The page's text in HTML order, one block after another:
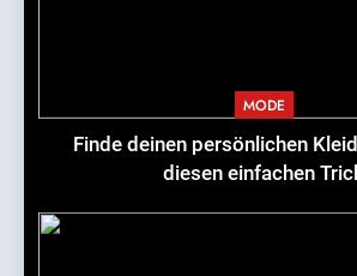
MODE
Finde deinen persönlichen
diesen einfachen